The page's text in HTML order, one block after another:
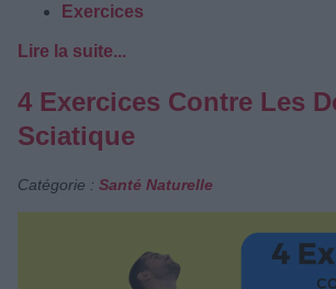
Exercices
Lire la suite...
4 Exercices Contre Les
Sciatique
Catégorie : Santé Naturelle